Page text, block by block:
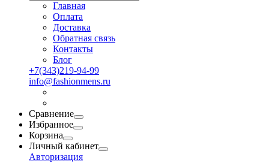
Главная
Оплата
Доставка
Обратная связь
Контакты
Блог
+7(343)219-94-99
info@fashionmens.ru
Сравнение
Избранное
Корзина
Личный кабинет
Авторизация